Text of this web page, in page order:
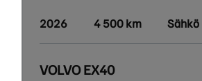
2026 4 500 km Sähkö
VOLVO EX40